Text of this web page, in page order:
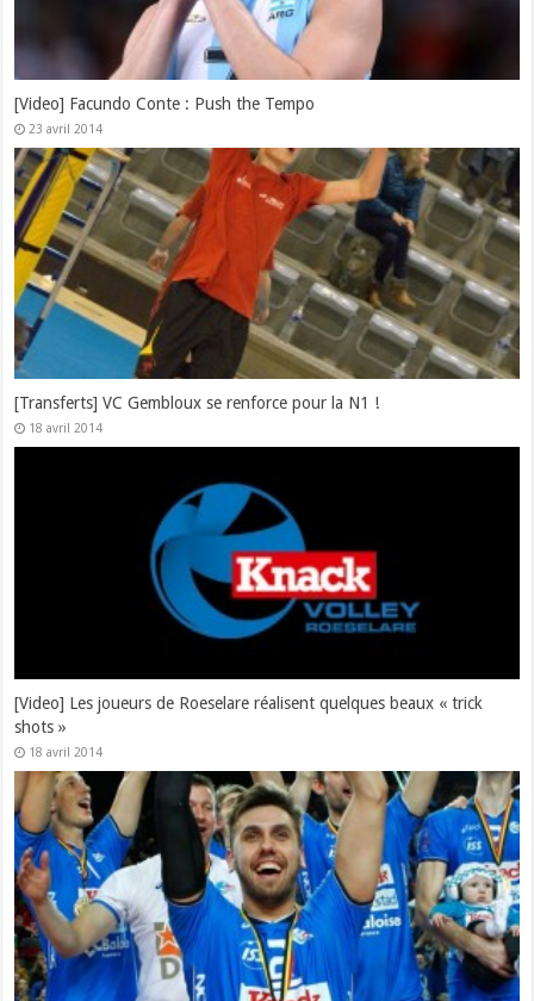
[Video] Facundo Conte : Push the Tempo
23 avril 2014
[Transferts] VC Gembloux se renforce pour la N1 !
18 avril 2014
[Video] Les joueurs de Roeselare réalisent quelques beaux « trick
shots »
18 avril 2014